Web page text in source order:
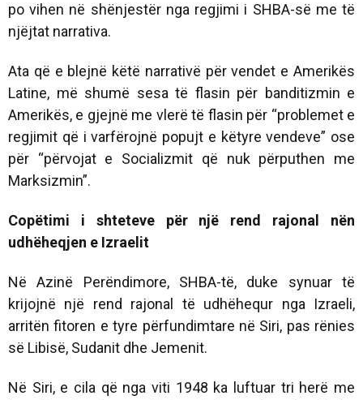
po vihen në shënjestër nga regjimi i SHBA-së me të
njëjtat narrativa.
Ata që e blejnë këtë narrativë për vendet e Amerikës
Latine, më shumë sesa të flasin për banditizmin e
Amerikës, e gjejnë me vlerë të flasin për “problemet e
regjimit që i varfërojnë popujt e këtyre vendeve” ose
për “përvojat e Socializmit që nuk përputhen me
Marksizmin”.
Copëtimi i shteteve për një rend rajonal nën
udhëheqjen e Izraelit
Në Azinë Perëndimore, SHBA-të, duke synuar të
krijojnë një rend rajonal të udhëhequr nga Izraeli,
arritën fitoren e tyre përfundimtare në Siri, pas rënies
së Libisë, Sudanit dhe Jemenit.
Në Siri, e cila që nga viti 1948 ka luftuar tri herë me